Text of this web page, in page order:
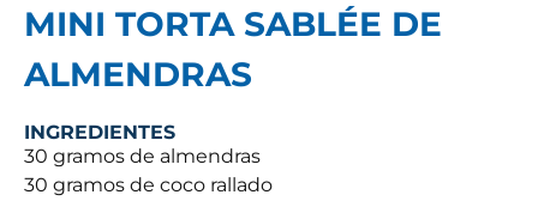
MINI TORTA SABLÉE DE
ALMENDRAS
INGREDIENTES
30 gramos de almendras
30 gramos de coco rallado